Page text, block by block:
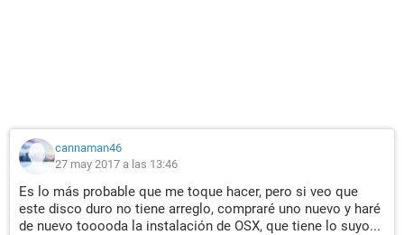
cannaman46
27 may 2017 a las 13:46
Es lo más probable que me toque hacer, pero si veo que
este disco duro no tiene arreglo, compraré uno nuevo y haré
de nuevo tooooda la instalación de OSX, que tiene lo suyo...